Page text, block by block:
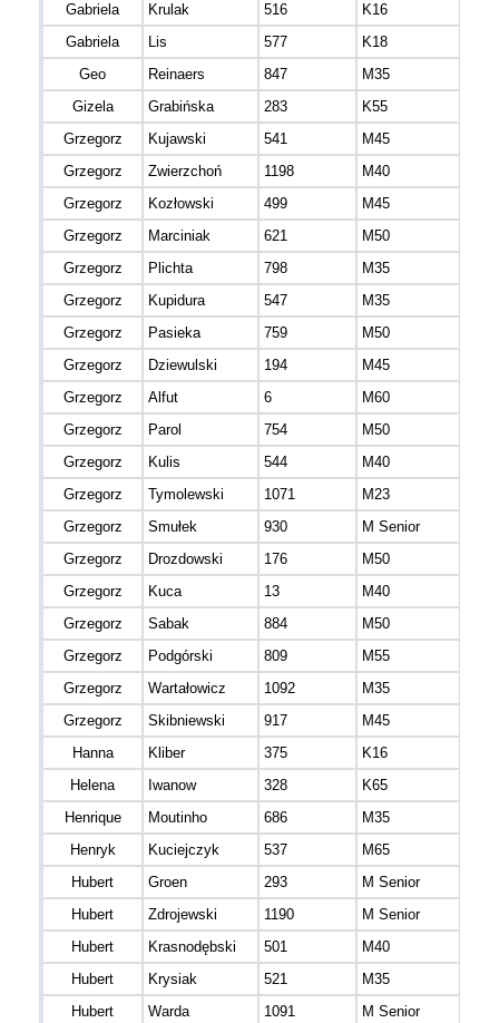
Gabriela
Krulak 516 K16
Gabriela
Lis 577 K18
Geo
Reinaers 847 M35
Gizela
Grabińska 283 K55
Grzegorz
Kujawski 541
M45
Grzegorz
Zwierzchoń 1198 M40
Grzegorz
Kozłowski 499
M45
Grzegorz
Marciniak 621 M50
Grzegorz
Plichta 798 M35
Grzegorz
Kupidura 547
M35
Grzegorz
Pasieka 759
M50
Grzegorz
Dziewulski 194 M45
Grzegorz
Alfut 6 M60
Grzegorz
Parol 754 M50
Grzegorz
Kulis 544 M40
Grzegorz
Tymolewski 1071 M23
Grzegorz
Smułek 930 M Senior
Grzegorz
Drozdowski 176 M50
Grzegorz
Kuca 13 M40
Grzegorz
Sabak 884 M50
Grzegorz
Podgórski 809 M55
Grzegorz
Wartałowicz 1092 M35
Grzegorz
Skibniewski 917 M45
Hanna
Kliber 375 K16
Helena
Iwanow 328 K65
Henrique
Moutinho 686
M35
Henryk
Kuciejczyk 537 M65
Hubert
Groen 293
M Senior
Hubert
Zdrojewski 1190
M Senior
Hubert
Krasnodębski 501 M40
Hubert
Krysiak 521
M35
Hubert
Warda 1091 M Senior